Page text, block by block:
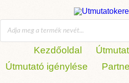
Kezdőoldal
Útmutató igénylése